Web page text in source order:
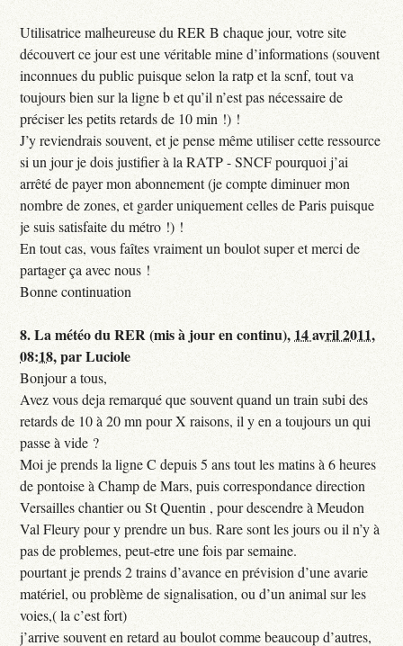
Utilisatrice malheureuse du RER B chaque jour, votre site
découvert ce jour est une véritable mine d’informations (souvent
inconnues du public puisque selon la ratp et la scnf, tout va
toujours bien sur la ligne b et qu’il n’est pas nécessaire de
préciser les petits retards de 10 min !) !
J’y reviendrais souvent, et je pense même utiliser cette ressource
si un jour je dois justifier à la RATP - SNCF pourquoi j’ai
arrêté de payer mon abonnement (je compte diminuer mon
nombre de zones, et garder uniquement celles de Paris puisque
je suis satisfaite du métro !) !
En tout cas, vous faîtes vraiment un boulot super et merci de
partager ça avec nous !
Bonne continuation
8.La météo du RER (mis à jour en continu), 14 avril 2011,
08:18,parLuciole
Bonjour a tous,
Avez vous deja remarqué que souvent quand un train subi des
retards de 10 à 20 mn pour X raisons, il y en a toujours un qui
passe à vide ?
Moi je prends la ligne C depuis 5 ans tout les matins à 6 heures
de pontoise à Champ de Mars, puis correspondance direction
Versailles chantier ou St Quentin , pour descendre à Meudon
Val Fleury pour y prendre un bus. Rare sont les jours ou il n’y à
pas de problemes, peut-etre une fois par semaine.
pourtant je prends 2 trains d’avance en prévision d’une avarie
matériel, ou problème de signalisation, ou d’un animal sur les
voies,( la c’est fort)
j’arrive souvent en retard au boulot comme beaucoup d’autres,